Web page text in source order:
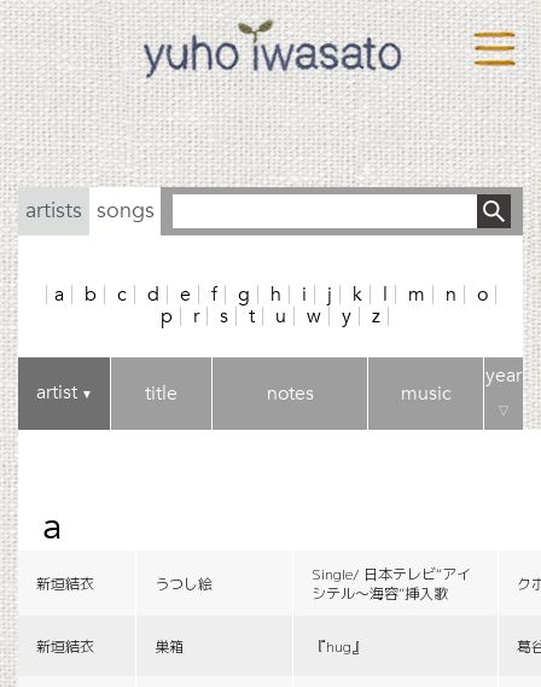
artists songs
a b c d e f g h i j k l m n
o
p
r s t u w y z
artist▼ title notes music
year
▽
a
新垣結衣 うつし絵
Single/ 日本テレビ“アイ
シテル〜海容”挿入歌
ク
新垣結衣 巣箱 『hug』 葛